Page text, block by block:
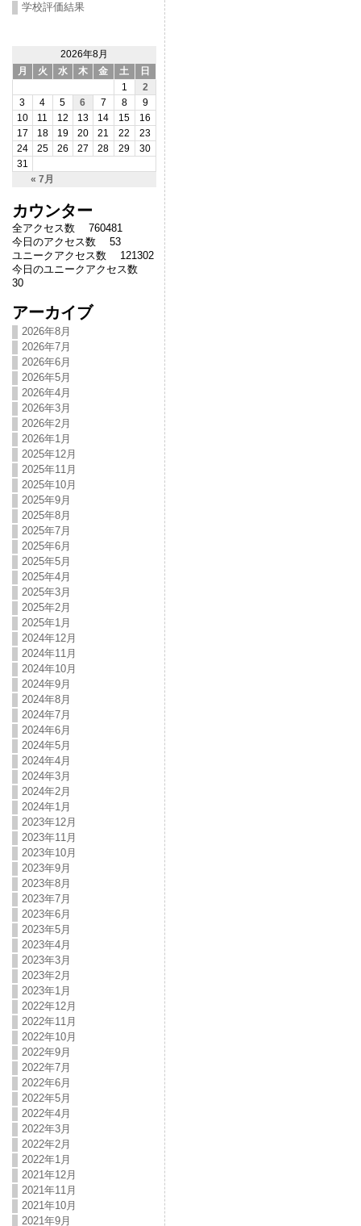
学校評価結果
2026年8月
月
火 水 木 金 土 日
« 7月
1
2
3
4 5 6 7 8
9
10
11 12 13 14 15
16
17
18 19 20 21 22
23
24
25 26 27 28 29
30
31
カウンター
全アクセス数 760481
今日のアクセス数 53
ユニークアクセス数 121302
今日のユニークアクセス数
30
アーカイブ
2026年8月
2026年7月
2026年6月
2026年5月
2026年4月
2026年3月
2026年2月
2026年1月
2025年12月
2025年11月
2025年10月
2025年9月
2025年8月
2025年7月
2025年6月
2025年5月
2025年4月
2025年3月
2025年2月
2025年1月
2024年12月
2024年11月
2024年10月
2024年9月
2024年8月
2024年7月
2024年6月
2024年5月
2024年4月
2024年3月
2024年2月
2024年1月
2023年12月
2023年11月
2023年10月
2023年9月
2023年8月
2023年7月
2023年6月
2023年5月
2023年4月
2023年3月
2023年2月
2023年1月
2022年12月
2022年11月
2022年10月
2022年9月
2022年7月
2022年6月
2022年5月
2022年4月
2022年3月
2022年2月
2022年1月
2021年12月
2021年11月
2021年10月
2021年9月